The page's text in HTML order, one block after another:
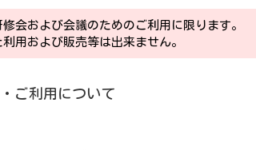
会および会議のためのご利用に限ります。
用および販売等は出来ません。